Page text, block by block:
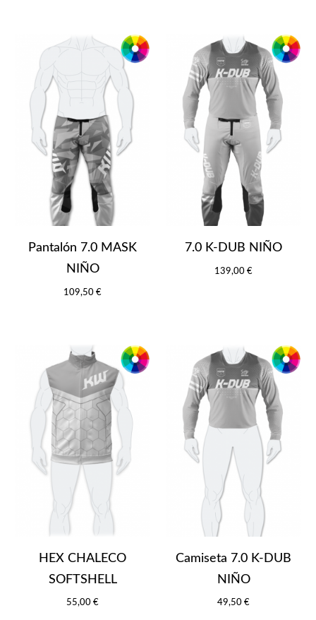
Pantalón 7.0 MASK
NIÑO
109,50 €
7.0 K-DUB NIÑO
139,00 €
HEX CHALECO
SOFTSHELL
55,00 €
Camiseta 7.0 K-DUB
NIÑO
49,50 €